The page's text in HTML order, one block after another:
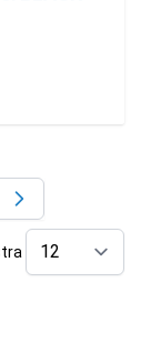
la pagina